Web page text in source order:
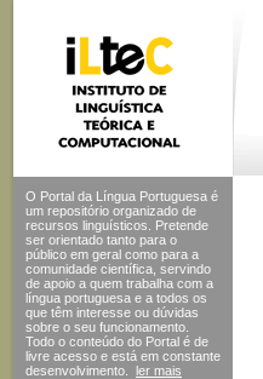
O Portal da Língua Portuguesa é
um repositório organizado de
recursos linguísticos. Pretende
ser orientado tanto para o
público em geral como para a
comunidade científica, servindo
de apoio a quem trabalha com a
língua portuguesa e a todos os
que têm interesse ou dúvidas
sobre o seu funcionamento.
Todo o conteúdo do Portal é de
livre acesso e está em constante
desenvolvimento.
ler mais